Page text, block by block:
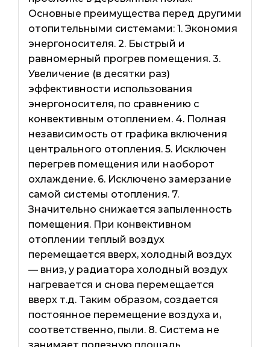
Основные преимущества перед другими
отопительными системами: 1. Экономия
энергоносителя. 2. Быстрый и
равномерный прогрев помещения. 3.
Увеличение (в десятки раз)
эффективности использования
энергоносителя, по сравнению с
конвективным отоплением. 4. Полная
независимость от графика включения
центрального отопления. 5. Исключен
перегрев помещения или наоборот
охлаждение. 6. Исключено замерзание
самой системы отопления. 7.
Значительно снижается запыленность
помещения. При конвективном
отоплении теплый воздух
перемещается вверх, холодный воздух
— вниз, у радиатора холодный воздух
нагревается и снова перемещается
вверх т.д. Таким образом, создается
постоянное перемещение воздуха и,
соответственно, пыли. 8. Система не
занимает полезную площадь